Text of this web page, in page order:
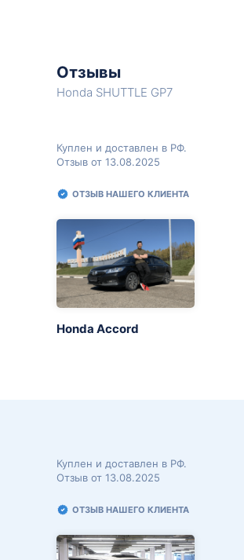
Отзывы
Honda SHUTTLE GP7
Куплен и доставлен в РФ.
Отзыв от 13.08.2025
ОТЗЫВ НАШЕГО КЛИЕНТА
Honda Accord
Куплен и доставлен в РФ.
Отзыв от 13.08.2025
ОТЗЫВ НАШЕГО КЛИЕНТА